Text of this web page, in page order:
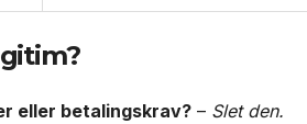
eller betalingskrav? – Slet den.